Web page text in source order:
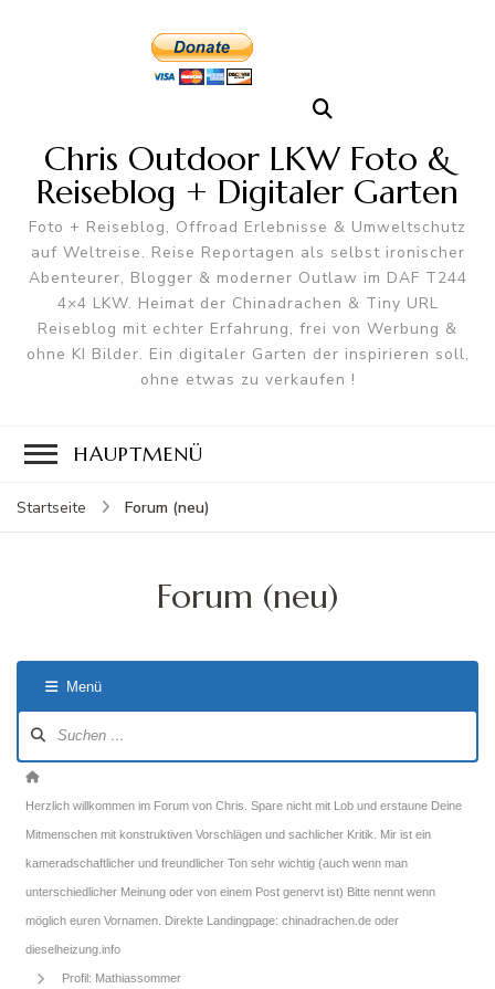
Chris Outdoor LKW Foto &
Reiseblog + Digitaler Garten
Foto + Reiseblog, Offroad Erlebnisse & Umweltschutz
auf Weltreise. Reise Reportagen als selbst ironischer
Abenteurer, Blogger & moderner Outlaw im DAF T244
4×4 LKW. Heimat der Chinadrachen & Tiny URL
Reiseblog mit echter Erfahrung, frei von Werbung &
ohne KI Bilder. Ein digitaler Garten der inspirieren soll,
ohne etwas zu verkaufen !
HAUPTMENÜ
Startseite Forum (neu)
Forum (neu)
Menü
Navigation
Forum-
Breadcrumbs
-
Du
bist
hier:
Herzlich willkommen im Forum von Chris. Spare nicht mit Lob und erstaune Deine
Mitmenschen mit konstruktiven Vorschlägen und sachlicher Kritik. Mir ist ein
kameradschaftlicher und freundlicher Ton sehr wichtig (auch wenn man
unterschiedlicher Meinung oder von einem Post genervt ist) Bitte nennt wenn
möglich euren Vornamen. Direkte Landingpage: chinadrachen.de oder
dieselheizung.info
Profil: Mathiassommer